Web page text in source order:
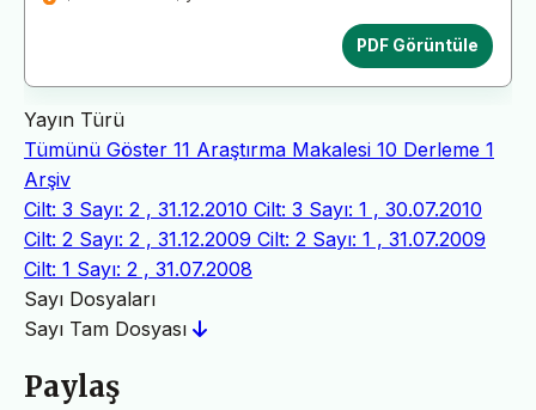
PDF Görüntüle
Yayın Türü
Tümünü Göster 11 Araştırma Makalesi 10 Derleme 1
Arşiv
Cilt: 3 Sayı: 2 , 31.12.2010 Cilt: 3 Sayı: 1 , 30.07.2010
Cilt: 2 Sayı: 2 , 31.12.2009 Cilt: 2 Sayı: 1 , 31.07.2009
Cilt: 1 Sayı: 2 , 31.07.2008
Sayı Dosyaları
Sayı Tam Dosyası
Paylaş